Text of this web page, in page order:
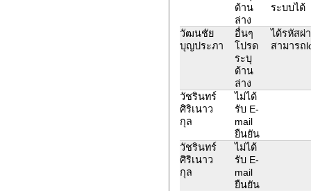
ด้าน
ล่าง
ระบบได้
วัฒนชัย
บุญประภา
อื่นๆ
โปรด
ระบุ
ด้าน
ล่าง
ได้รหัสผ่
สามารถ
วัชรินทร์
ศิริเนาว
กุล
ไม่ได้
รับ E-
mail
ยืนยัน
วัชรินทร์
ศิริเนาว
กุล
ไม่ได้
รับ E-
mail
ยืนยัน